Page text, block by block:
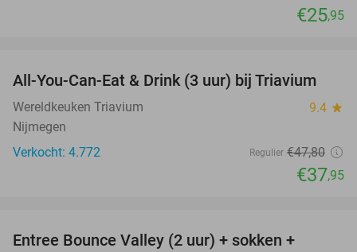
€25,95
21%
All-You-Can-Eat & Drink (3 uur) bij Triavium
Wereldkeuken Triavium 9.4 star
Nijmegen
Verkocht: 4.772
Regulier €47,80
€37,95
Entree Bounce Valley (2 uur) + sokken +